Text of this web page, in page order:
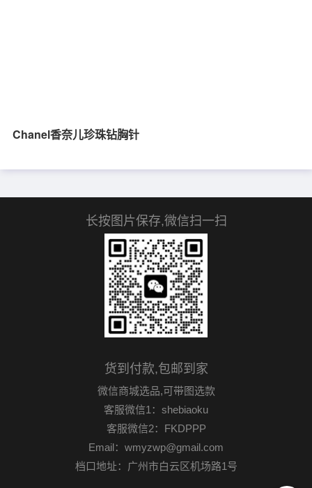
Chanel香奈儿珍珠钻胸针
长按图片保存,微信扫一扫
货到付款,包邮到家
微信商城选品,可带图选款
客服微信1：shebiaoku
客服微信2：FKDPPP
Email：wmyzwp@gmail.com
档口地址：广州市白云区机场路1号